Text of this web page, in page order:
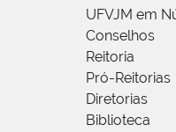
UFVJM em
Conselhos
Reitoria
Pró-Reitorias
Diretorias
Biblioteca